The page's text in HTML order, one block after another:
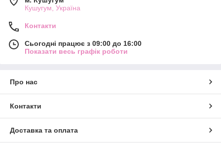
Кушугум, Україна
Контакти
Сьогодні працює з 09:00 до 16:00
Показати весь графік роботи
Про нас
Контакти
Доставка та оплата